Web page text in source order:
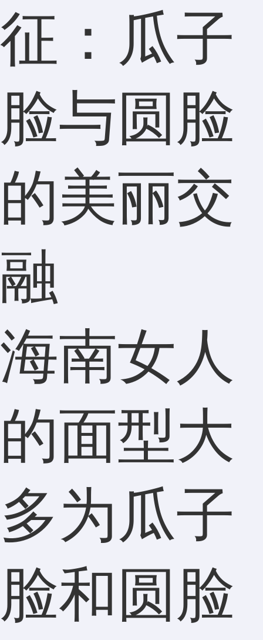
征：瓜子
脸与圆脸
的美丽交
融
海南女人
的面型大
多为瓜子
脸和圆脸